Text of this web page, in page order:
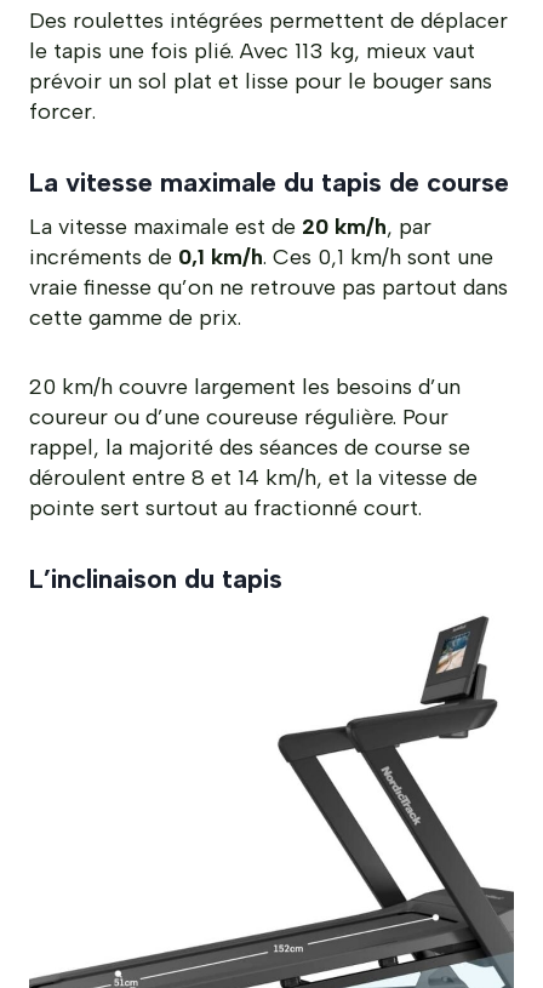
Des roulettes intégrées permettent de déplacer
le tapis une fois plié. Avec 113 kg, mieux vaut
prévoir un sol plat et lisse pour le bouger sans
forcer.
La vitesse maximale du tapis de course
La vitesse maximale est de 20 km/h, par
incréments de 0,1 km/h. Ces 0,1 km/h sont une
vraie finesse qu’on ne retrouve pas partout dans
cette gamme de prix.
20 km/h couvre largement les besoins d’un
coureur ou d’une coureuse régulière. Pour
rappel, la majorité des séances de course se
déroulent entre 8 et 14 km/h, et la vitesse de
pointe sert surtout au fractionné court.
L’inclinaison du tapis